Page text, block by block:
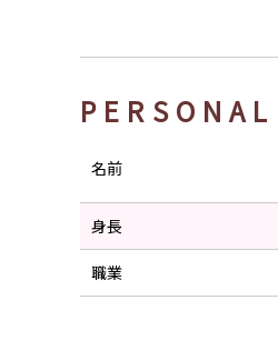
名前
身長
職業